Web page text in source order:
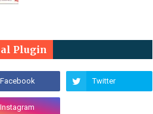
Plugin